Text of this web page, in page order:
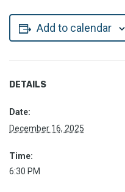
Add to calendar
DETAILS
Date:
December 16, 2025
Time:
6:30 PM